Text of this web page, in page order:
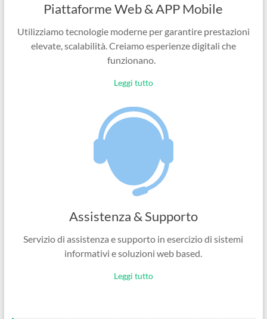
Piattaforme Web & APP Mobile
Utilizziamo tecnologie moderne per garantire prestazioni
elevate, scalabilità. Creiamo esperienze digitali che
funzionano.
Leggi tutto
Assistenza & Supporto
Servizio di assistenza e supporto in esercizio di sistemi
informativi e soluzioni web based.
Leggi tutto